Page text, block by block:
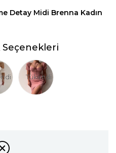
Detay Midi Brenna Kadın
Tükendi